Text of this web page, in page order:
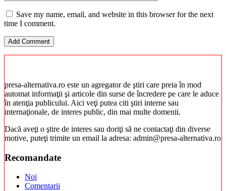
Save my name, email, and website in this browser for the next
time I comment.
presa-alternativa.ro este un agregator de ştiri care preia în mod
automat informaţii şi articole din surse de încredere pe care le aduce
în atenţia publicului. Aici veţi putea citi ştiri interne sau
internaţionale, de interes public, din mai multe domenii.
Dacă aveţi o ştire de interes sau doriţi să ne contactaţi din diverse
motive, puteţi trimite un email la adresa: admin@presa-alternativa.ro
Recomandate
Noi
Comentarii